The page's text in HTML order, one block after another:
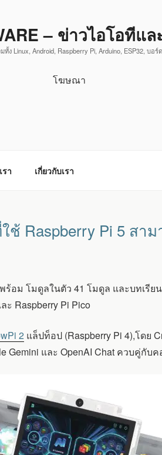
– ข่าวไอโอทีแ
ง Linux, Android, Raspberry Pi, Arduino, ESP32, บอ
โฆษณา
รา เกี่ยวกับเรา
ช้ Raspberry Pi 5 สา
อม โมดูลในตัว 41 โมดูล และบทเรี
ะ Raspberry Pi Pico
2 แล็ปท็อป (Raspberry Pi 4),โดย
Gemini และ OpenAI Chat ควบคู่กั